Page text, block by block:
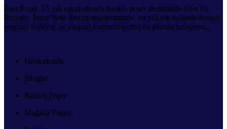
Eser Poşet, 15 yılı aşkın süredir baskılı poşet üretiminde lider bir
firmadır. İzmir’deki üretim tesislerimizde, en yüksek kalitede baskılı
poşetler üretiyor ve müşteri memnuniyetini ön planda tutuyoruz..
Hakkımızda
Bloglar
Baskılı Poşet
Mağaza Poşeti